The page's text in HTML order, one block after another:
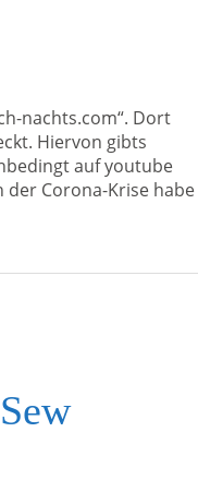
nachts.com“. Dort
Hiervon gibts
auf youtube
der Corona-Krise habe